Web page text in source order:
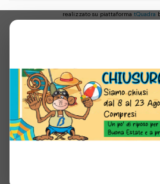
realizzato su piattaforma tQuadra